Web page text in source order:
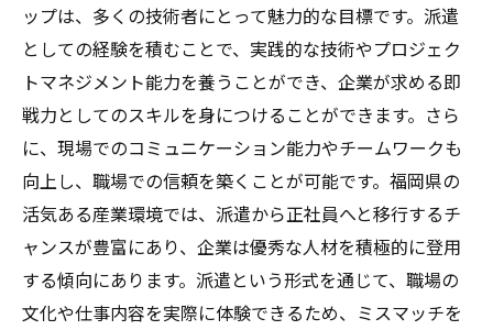
ップは、多くの技術者にとって魅力的な目標です。派遣
としての経験を積むことで、実践的な技術やプロジェク
トマネジメント能力を養うことができ、企業が求める即
戦力としてのスキルを身につけることができます。さら
に、現場でのコミュニケーション能力やチームワークも
向上し、職場での信頼を築くことが可能です。福岡県の
活気ある産業環境では、派遣から正社員へと移行するチ
ャンスが豊富にあり、企業は優秀な人材を積極的に登用
する傾向にあります。派遣という形式を通じて、職場の
文化や仕事内容を実際に体験できるため、ミスマッチを